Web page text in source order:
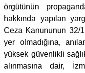
örgütünün
hakkında yapılan
Ceza Kanununun 32/
yer olmadığına,
yüksek güvenlikli
alınmasına dair,